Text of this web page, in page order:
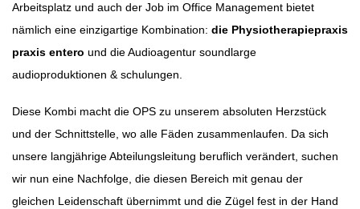
Arbeitsplatz und auch der Job im Office Management bietet
nämlich eine einzigartige Kombination: die Physiotherapiepraxis
praxis entero und die Audioagentur soundlarge
audioproduktionen & schulungen.
Diese Kombi macht die OPS zu unserem absoluten Herzstück
und der Schnittstelle, wo alle Fäden zusammenlaufen. Da sich
unsere langjährige Abteilungsleitung beruflich verändert, suchen
wir nun eine Nachfolge, die diesen Bereich mit genau der
gleichen Leidenschaft übernimmt und die Zügel fest in der Hand